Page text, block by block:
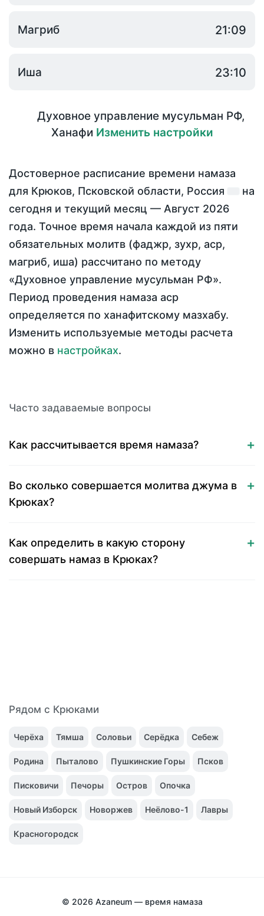
Магриб 21:09
Иша 23:10
Духовное управление мусульман РФ,
Ханафи Изменить настройки
Достоверное расписание времени намаза
для Крюков, Псковской области, Россия
на
сегодня и текущий месяц — Август 2026
года. Точное время начала каждой из пяти
обязательных молитв (фаджр, зухр, аср,
магриб, иша) рассчитано по методу
«Духовное управление мусульман РФ».
Период проведения намаза аср
определяется по ханафитскому мазхабу.
Изменить используемые методы расчета
можно в настройках.
Часто задаваемые вопросы
Как рассчитывается время намаза?
Во сколько совершается молитва джума в
Крюках?
Как определить в какую сторону
совершать намаз в Крюках?
Рядом с Крюками
Черёха Тямша Соловьи Серёдка Себеж
Родина Пыталово Пушкинские Горы Псков
Писковичи Печоры Остров Опочка
Новый Изборск Новоржев Неёлово-1 Лавры
Красногородск
© 2026 Azaneum — время намаза